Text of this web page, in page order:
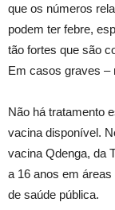
que os números
podem ter febre,
tão fortes que são
Em casos graves –
Não há tratamento
vacina disponível.
vacina Qdenga, da
a 16 anos em
de saúde pública.